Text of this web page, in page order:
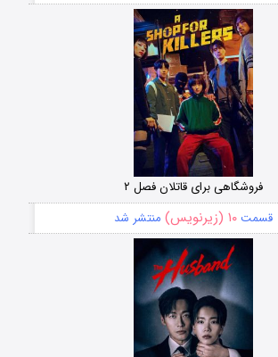
فروشگاهی برای قاتلان فصل ۲
قسمت۱۰ (زیرنویس) منتشر شد